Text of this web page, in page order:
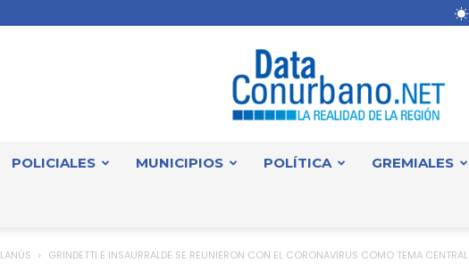
POLICIALES MUNICIPIOS POLÍTICA GREMIALES
LANÚS GRINDETTI E INSAURRALDE SE REUNIERON CON EL CORONAVIRUS COMO TEMA CENTRAL